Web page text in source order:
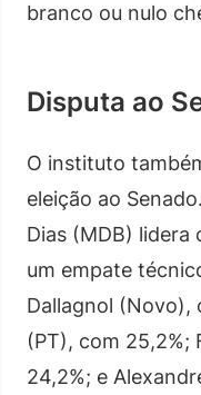
branco ou nulo
Disputa ao
O instituto
eleição ao
Dias (MDB) lidera
um empate
Dallagnol (Novo),
(PT), com 25,2%;
24,2%; e